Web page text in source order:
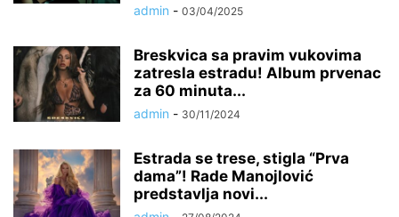
admin - 03/04/2025
Breskvica sa pravim vukovima
zatresla estradu! Album prvenac
za 60 minuta...
admin - 30/11/2024
Estrada se trese, stigla “Prva
dama”! Rade Manojlović
predstavlja novi...